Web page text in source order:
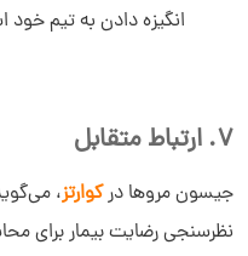
انگیزه دادن به تیم خود
7. ارتباط متقابل
جیسون مروها درکوارتز
نظرسنجی رضایت بیمار برای